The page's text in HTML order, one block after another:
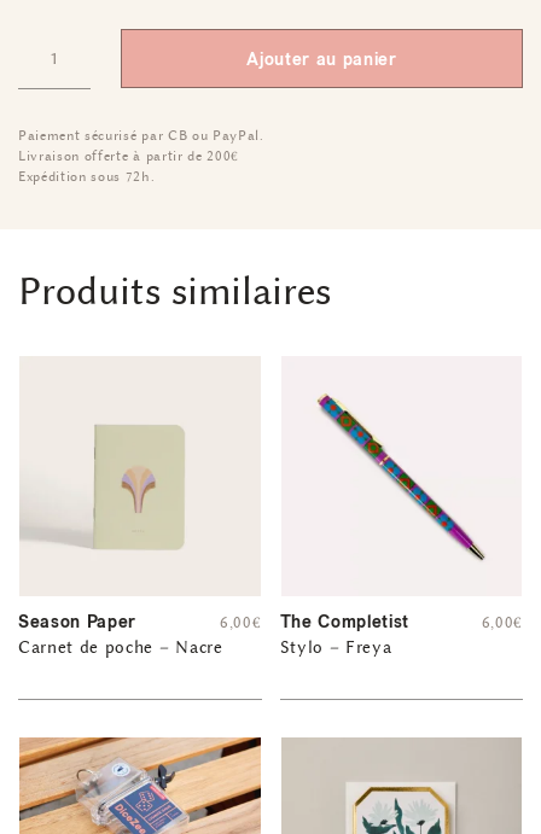
Ajouter au panier
Paiement sécurisé par CB ou PayPal.
Livraison offerte à partir de 200€
Expédition sous 72h.
Produits similaires
Season Paper
Carnet de poche – Nacre
6,00€ The Completist
Stylo – Freya
6,00€